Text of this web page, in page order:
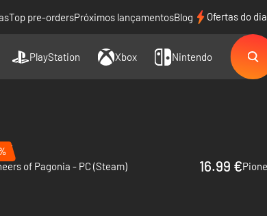
Top pre-ordersPróximos lançamentosBlog Ofertas do dia
PlayStation Xbox Nintendo
of Pagonia - PC (Steam)
16.99 €